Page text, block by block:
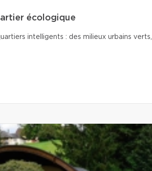
écologique
intelligents : des milieux urbains verts,